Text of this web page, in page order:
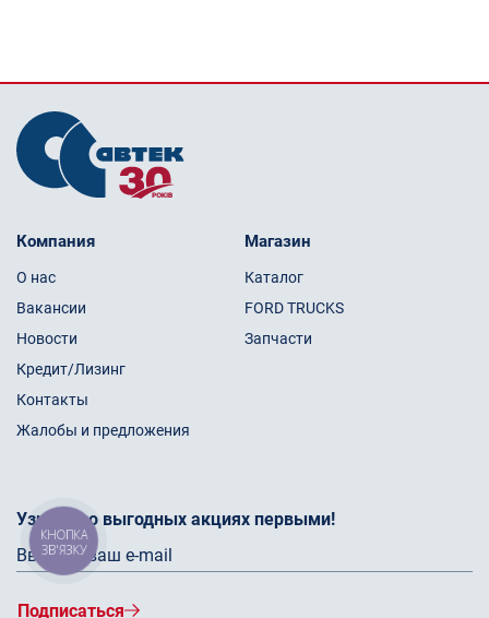
Компания
О нас
Вакансии
Новости
Кредит/Лизинг
Контакты
Жалобы и предложения
Магазин
Каталог
FORD TRUCKS
Запчасти
Узнайте о выгодных акциях первыми!
Подписаться
КНОПКА
ЗВ'ЯЗКУ